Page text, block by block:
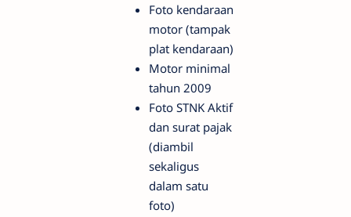
Foto kendaraan
motor (tampak
plat kendaraan)
Motor minimal
tahun 2009
Foto STNK Aktif
dan surat pajak
(diambil
sekaligus
dalam satu
foto)